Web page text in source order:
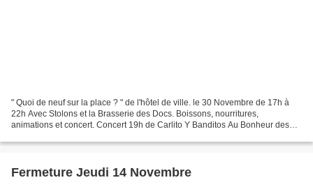
" Quoi de neuf sur la place ? " de l'hôtel de ville. le 30 Novembre de 17h à
22h Avec Stolons et la Brasserie des Docs. Boissons, nourritures,
animations et concert. Concert 19h de Carlito Y Banditos Au Bonheur des
Fermeture Jeudi 14 Novembre